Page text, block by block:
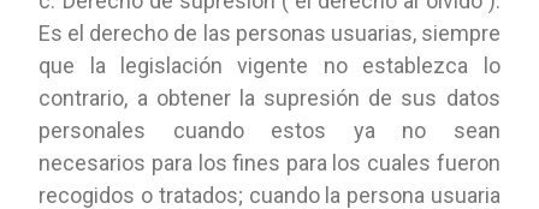
Es el derecho de las personas usuarias, siempre
que la legislación vigente no establezca lo
contrario, a obtener la supresión de sus datos
personales cuando estos ya no sean
necesarios para los fines para los cuales fueron
recogidos o tratados; cuando la persona usuaria